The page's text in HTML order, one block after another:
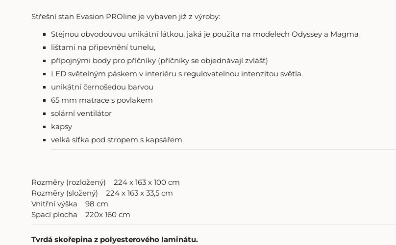
Střešní stan Evasion PROline je vybaven již z výroby:
Stejnou obvodouvou unikátní látkou, jaká je použita na modelech Odyssey a Magma
lištami na připevnění tunelu,
přípojnými body pro příčníky (příčníky se objednávají zvlášť)
LED světelným páskem v interiéru s regulovatelnou intenzitou světla.
unikátní černošedou barvou
65 mm matrace s povlakem
solární ventilátor
kapsy
velká síťka pod stropem s kapsářem
Rozměry (rozložený) 224 x 163 x 100 cm
Rozměry (složený) 224 x 163 x 33,5 cm
Vnitřní výška 98 cm
Spací plocha 220x 160 cm
Tvrdá skořepina z polyesterového laminátu.